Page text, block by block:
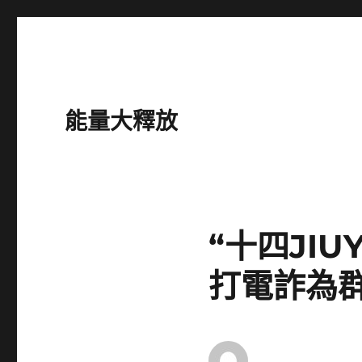
能量大釋放
“十四
打電詐為